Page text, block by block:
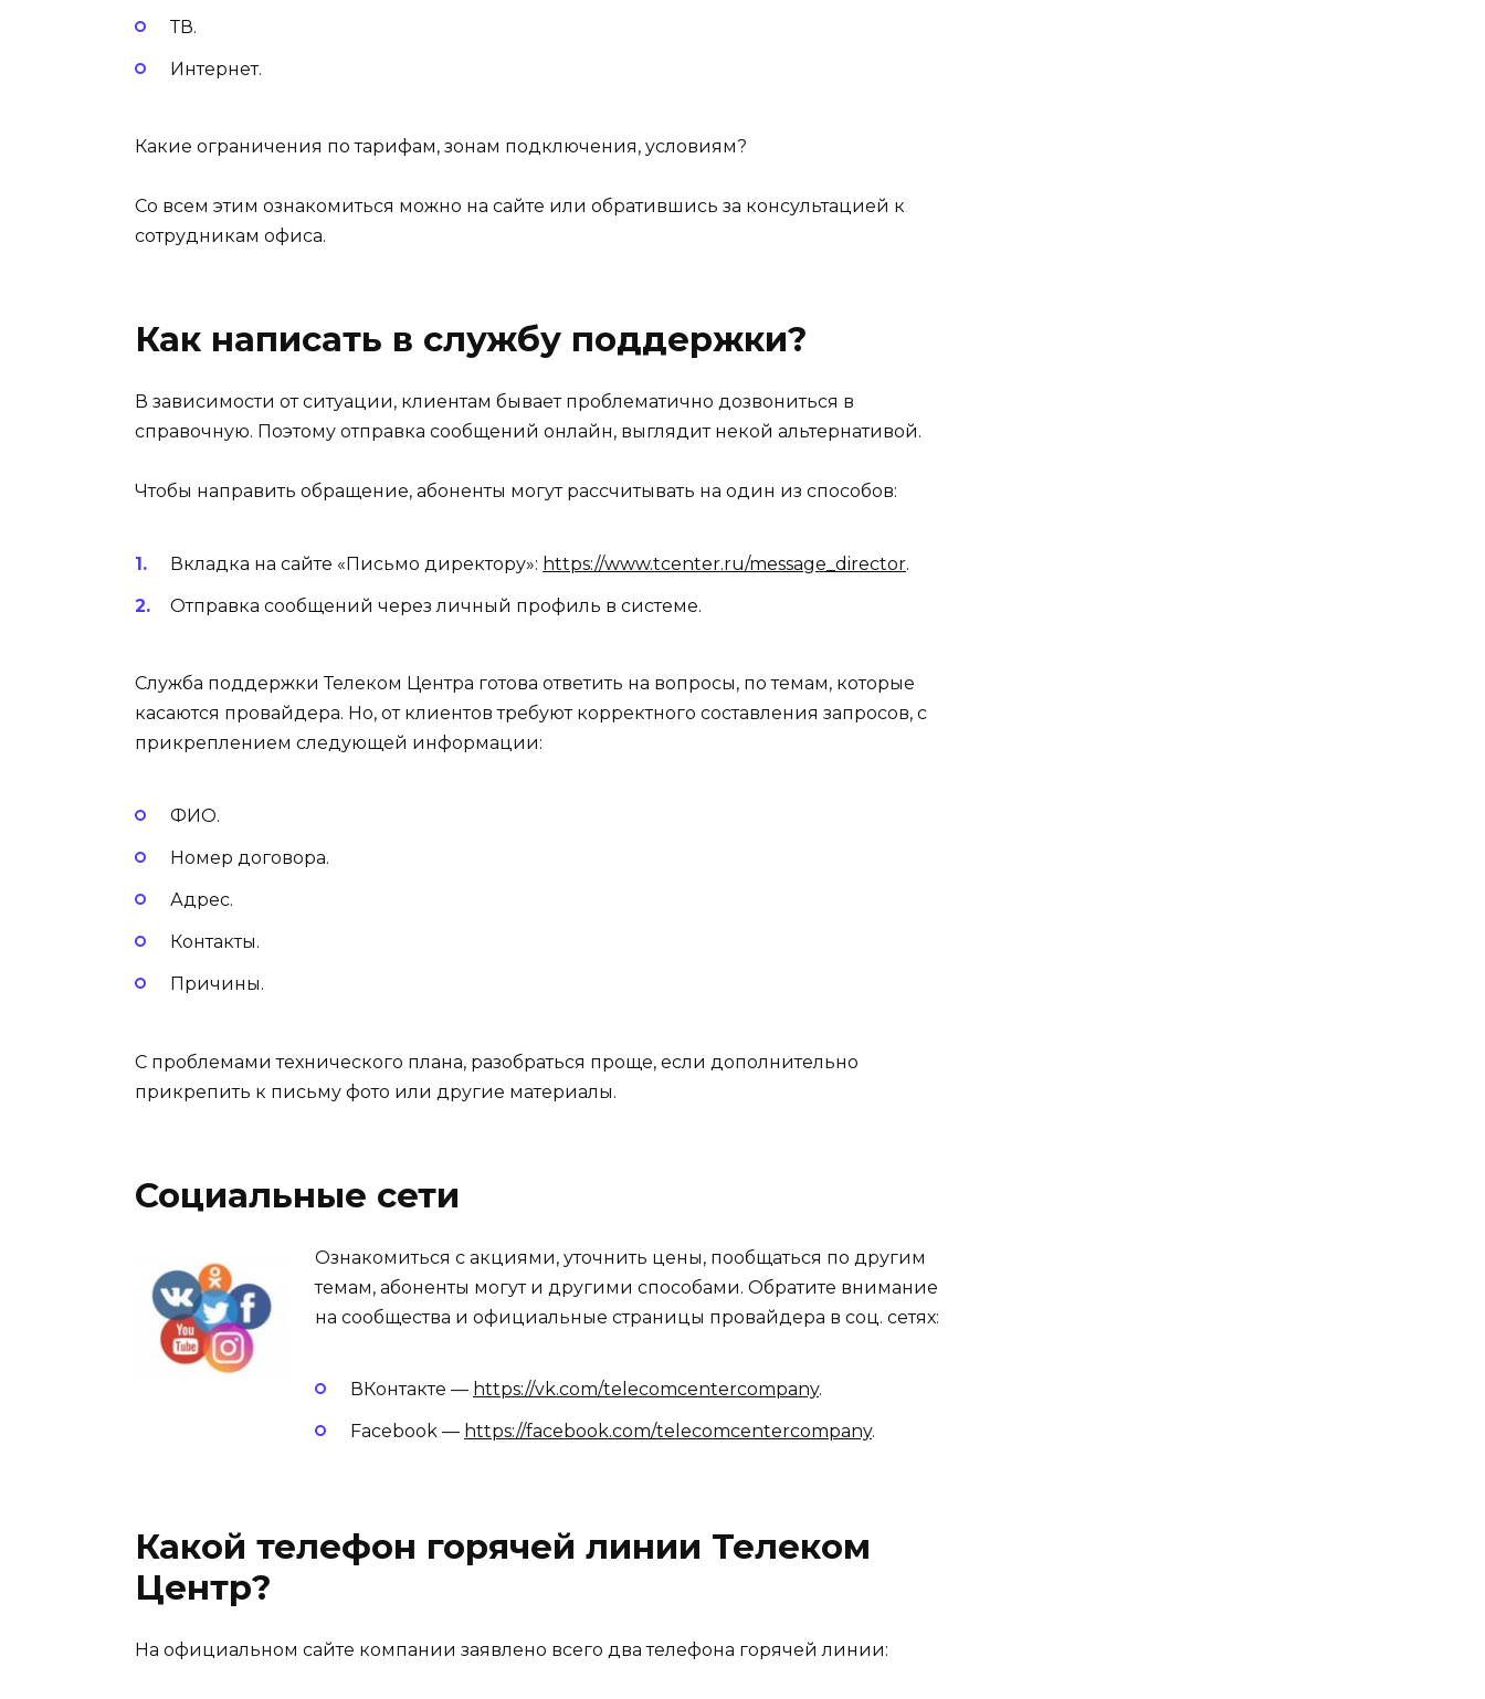
ТВ.
Интернет.
Какие ограничения по тарифам, зонам подключения, условиям?
Со всем этим ознакомиться можно на сайте или обратившись за консультацией к
сотрудникам офиса.
Как написать в службу поддержки?
В зависимости от ситуации, клиентам бывает проблематично дозвониться в
справочную. Поэтому отправка сообщений онлайн, выглядит некой альтернативой.
Чтобы направить обращение, абоненты могут рассчитывать на один из способов:
Вкладка на сайте «Письмо директору»: https://www.tcenter.ru/message_director.
Отправка сообщений через личный профиль в системе.
Служба поддержки Телеком Центра готова ответить на вопросы, по темам, которые
касаются провайдера. Но, от клиентов требуют корректного составления запросов, с
прикреплением следующей информации:
ФИО.
Номер договора.
Адрес.
Контакты.
Причины.
С проблемами технического плана, разобраться проще, если дополнительно
прикрепить к письму фото или другие материалы.
Социальные сети
Ознакомиться с акциями, уточнить цены, пообщаться по другим
темам, абоненты могут и другими способами. Обратите внимание
на сообщества и официальные страницы провайдера в соц. сетях:
ВКонтакте — https://vk.com/telecomcentercompany.
Facebook — https://facebook.com/telecomcentercompany.
Какой телефон горячей линии Телеком
Центр?
На официальном сайте компании заявлено всего два телефона горячей линии: